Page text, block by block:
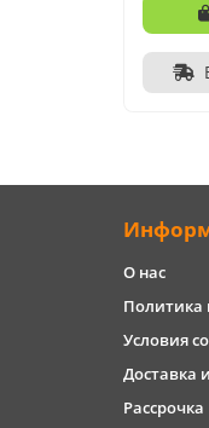
О нас
Политика
Условия
Доставка
Рассрочка